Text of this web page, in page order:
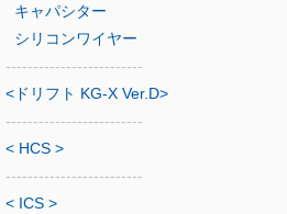
キャパシター
シリコンワイヤー
-------------------------
<ドリフト KG-X Ver.D>
-------------------------
< HCS >
-------------------------
< ICS >